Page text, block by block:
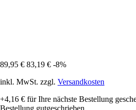
89,95 € 83,19 € -8%
inkl. MwSt. zzgl. Versandkosten
+4,16 € für Ihre nächste Bestellung